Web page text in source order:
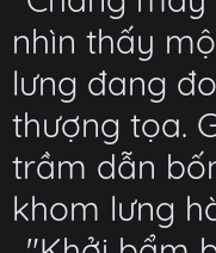
nhìn thấy
lưng đang
thượng tọa.
trầm dẫn
khom lưng